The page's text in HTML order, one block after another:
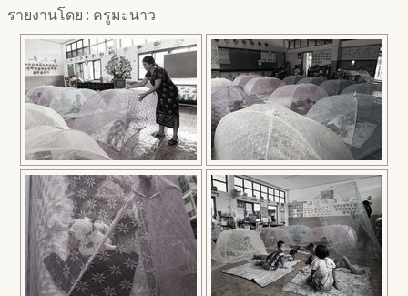
รายงานโดย : ครูมะนาว